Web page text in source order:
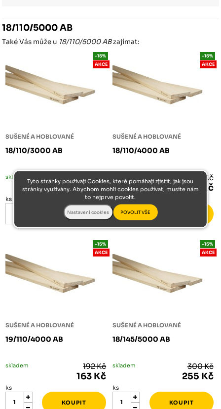
18/110/5000 AB
Také Vás může u 18/110/5000 ABzajímat:
SUŠENÉ A HOBLOVANÉ
18/110/3000 AB
-15%
AKCE
skladem 137 Kč
116 Kč
ks
SUŠENÉ A HOBLOVANÉ
18/110/4000 AB
-15%
AKCE
182 Kč
155 Kč
ks
SUŠENÉ A HOBLOVANÉ
19/110/4000 AB
-15%
AKCE
skladem 192 Kč
163 Kč
ks
SUŠENÉ A HOBLOVANÉ
18/145/5000 AB
-15%
AKCE
skladem 300 Kč
255 Kč
ks
Tyto stránky používají Cookies, které pomáhají zjistit, jak jsou
stránky využívány. Abychom mohli cookies používat, musíte nám
to nejprve povolit.